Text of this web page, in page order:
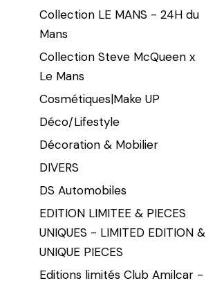
Collection LE MANS - 24H du
Mans
Collection Steve McQueen x
Le Mans
Cosmétiques|Make UP
Déco/Lifestyle
Décoration & Mobilier
DIVERS
DS Automobiles
EDITION LIMITEE & PIECES
UNIQUES - LIMITED EDITION &
UNIQUE PIECES
Editions limités Club Amilcar -